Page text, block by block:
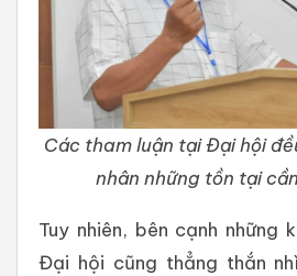
Các tham luận tại Đại hội
nhân những tồn tại
Tuy nhiên, bên cạnh những
Đại hội cũng thẳng thắn